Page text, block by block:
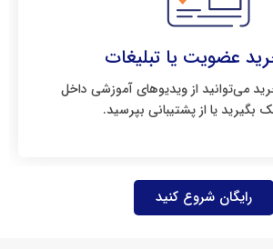
می‌توانید از ویدیوهای آموزشی داخل
بگیرید یا از پشتیبانی بپرسید.
رایگان شروع کنید